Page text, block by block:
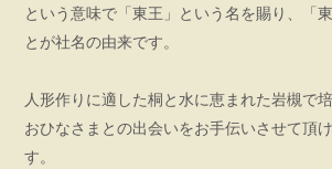
という意味で「東王」という名を賜り、「
とが社名の由来です。
人形作りに適した桐と水に恵まれた岩槻で
おひなさまとの出会いをお手伝いさせて頂
す。